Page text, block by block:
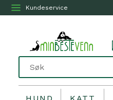
Kundeservice